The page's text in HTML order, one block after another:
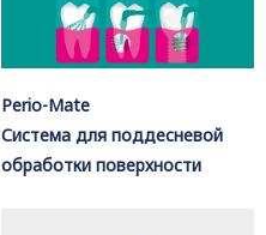
Perio-Mate
Система для поддесневой
обработки поверхности